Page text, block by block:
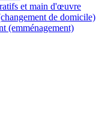
et main d'œuvre
de domicile)
(emménagement)